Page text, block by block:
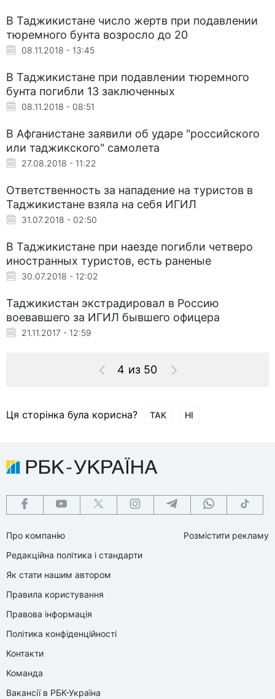
В Таджикистане число жертв при подавлении
тюремного бунта возросло до 20
08.11.2018 - 13:45
В Таджикистане при подавлении тюремного
бунта погибли 13 заключенных
08.11.2018 - 08:51
В Афганистане заявили об ударе "российского
или таджикского" самолета
27.08.2018 - 11:22
Ответственность за нападение на туристов в
Таджикистане взяла на себя ИГИЛ
31.07.2018 - 02:50
В Таджикистане при наезде погибли четверо
иностранных туристов, есть раненые
30.07.2018 - 12:02
Таджикистан экстрадировал в Россию
воевавшего за ИГИЛ бывшего офицера
21.11.2017 - 12:59
4 из 50
Ця сторінка була корисна? ТАК НІ
Про компанію
Редакційна політика і стандарти
Як стати нашим автором
Правила користування
Правова інформація
Політика конфіденційності
Контакти
Команда
Вакансії в РБК-Україна
Розмістити рекламу